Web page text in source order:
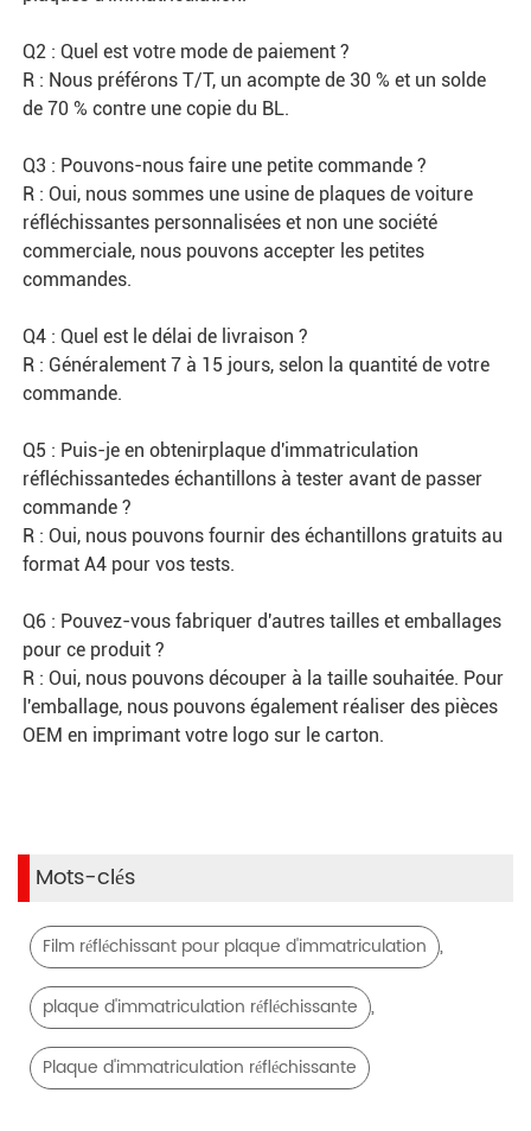
Q2 : Quel est votre mode de paiement ?
R : Nous préférons T/T, un acompte de 30 % et un solde
de 70 % contre une copie du BL.
Q3 : Pouvons-nous faire une petite commande ?
R : Oui, nous sommes une usine de plaques de voiture
réfléchissantes personnalisées et non une société
commerciale, nous pouvons accepter les petites
commandes.
Q4 : Quel est le délai de livraison ?
R : Généralement 7 à 15 jours, selon la quantité de votre
commande.
Q5 : Puis-je en obtenirplaque d'immatriculation
réfléchissantedes échantillons à tester avant de passer
commande ?
R : Oui, nous pouvons fournir des échantillons gratuits au
format A4 pour vos tests.
Q6 : Pouvez-vous fabriquer d'autres tailles et emballages
pour ce produit ?
R : Oui, nous pouvons découper à la taille souhaitée. Pour
l'emballage, nous pouvons également réaliser des pièces
OEM en imprimant votre logo sur le carton.
Mots-clés
Film réfléchissant pour plaque d'immatriculation ,
plaque d'immatriculation réfléchissante ,
Plaque d'immatriculation réfléchissante